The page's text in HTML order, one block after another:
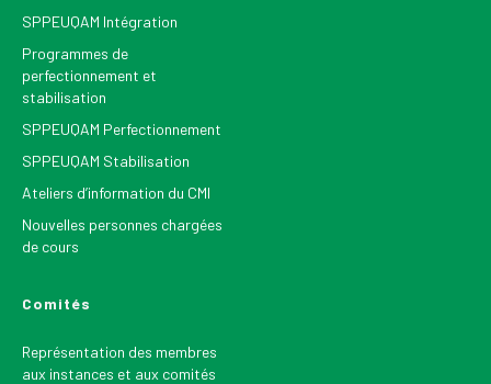
SPPEUQAM Intégration
Programmes de
perfectionnement et
stabilisation
SPPEUQAM Perfectionnement
SPPEUQAM Stabilisation
Ateliers d’information du CMI
Nouvelles personnes chargées
de cours
Comités
Représentation des membres
aux instances et aux comités